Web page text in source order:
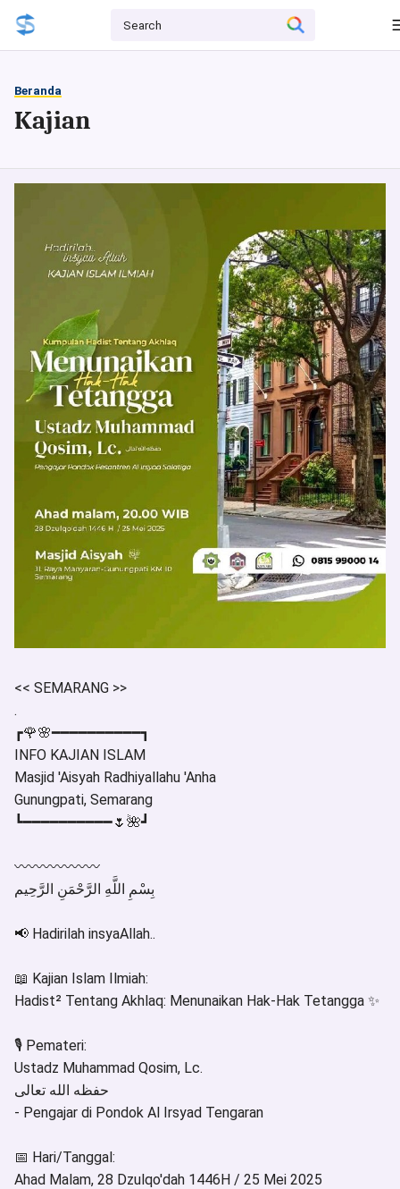
Beranda
Kajian
<< SEMARANG >>
.
┏🌹🌸━━━━━━━━━━┓
INFO KAJIAN ISLAM
Masjid 'Aisyah Radhiyallahu 'Anha
Gunungpati, Semarang
┗━━━━━━━━━━🌷🌺┛
〰〰〰〰〰〰
بِسْمِ اللَّهِ الرَّحْمَنِ الرَّحِيم
📢 Hadirilah insyaAllah..
📖 Kajian Islam Ilmiah:
Hadist² Tentang Akhlaq: Menunaikan Hak-Hak Tetangga ✨
🎙 Pemateri:
Ustadz Muhammad Qosim, Lc.
حفظه الله تعالى
- Pengajar di Pondok Al Irsyad Tengaran
📅 Hari/Tanggal:
Ahad Malam, 28 Dzulqo'dah 1446H / 25 Mei 2025